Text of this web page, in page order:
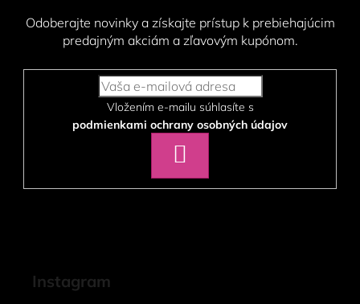
Odoberajte novinky a získajte prístup k prebiehajúcim
predajným akciám a zľavovým kupónom.
podmienkami ochrany osobných údajov
SA
Instagram